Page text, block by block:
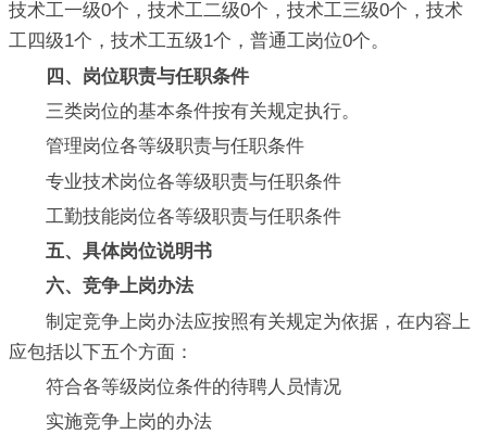
技术工一级0个，技术工二级0个，技术工三级0个，技术
工四级1个，技术工五级1个，普通工岗位0个。
四、岗位职责与任职条件
三类岗位的基本条件按有关规定执行。
管理岗位各等级职责与任职条件
专业技术岗位各等级职责与任职条件
工勤技能岗位各等级职责与任职条件
五、具体岗位说明书
六、竞争上岗办法
制定竞争上岗办法应按照有关规定为依据，在内容上
应包括以下五个方面：
符合各等级岗位条件的待聘人员情况
实施竞争上岗的办法